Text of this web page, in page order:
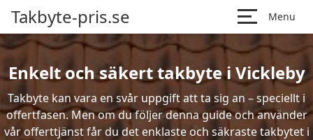
Takbyte-pris.se Menu
Enkelt och säkert takbyte i Vickleby
Takbyte kan vara en svår uppgift att ta sig an – speciellt i
offertfasen. Men om du följer denna guide och använder
vår offerttjänst får du det enklaste och säkraste takbytet i